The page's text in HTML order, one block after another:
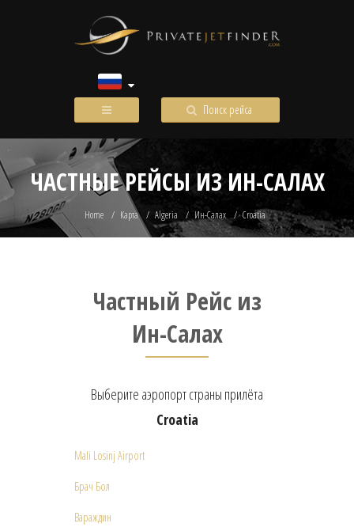
Поиск рейса
ЧАСТНЫЕ РЕЙСЫ ИЗ ИН-САЛАХ
Home Карта Algeria Ин-Салах Croatia
Частный Рейс из
Ин-Салах
Выберите аэропорт страны прилёта
Croatia
Mali Losinj Airport
Брач Бол
Вараждин